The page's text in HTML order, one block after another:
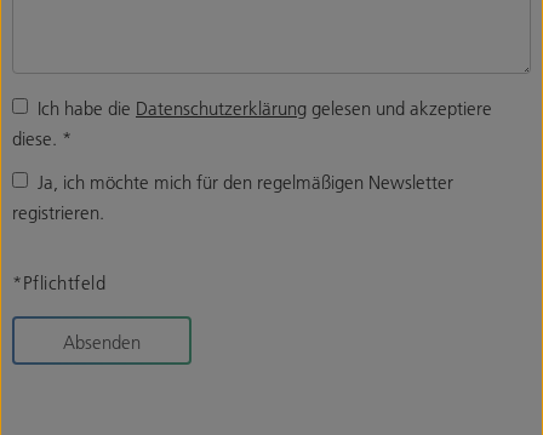
Ich habe die Datenschutzerklärung gelesen und akzeptiere
diese. *
Ja, ich möchte mich für den regelmäßigen Newsletter
registrieren.
*Pflichtfeld
Absenden